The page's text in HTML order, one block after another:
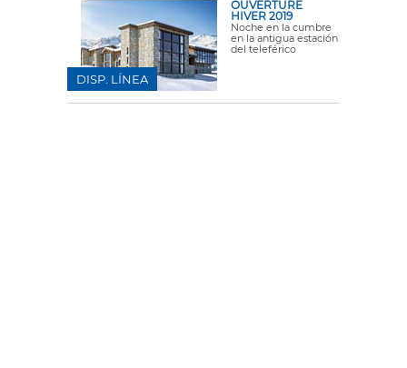
OUVERTURE
HIVER 2019
Noche en la cumbre
en la antigua estación
del teleférico
DISP. LÍNEA